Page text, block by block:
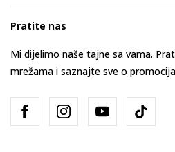
Pratite nas
Mi dijelimo naše tajne sa vama.
mrežama i saznajte sve o